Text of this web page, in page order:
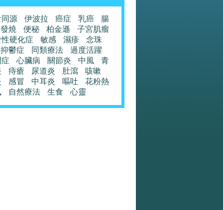
源 伊波拉 癌症 乳癌
腸
發燒
便秘 柏金遜
子宮肌瘤
硬化症
敏感 濕疹
念珠
抑鬱症
同類療法
過度活躍
心臟病 關節炎 中風
青
痔瘡 尿道炎 肚瀉
咳嗽
感冒 中耳炎 嘔吐
花粉熱
自然療法 生食 心靈